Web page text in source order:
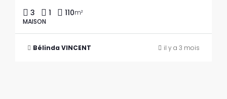
3 1 110m²
MAISON
Bélinda VINCENT il y a 3 mois